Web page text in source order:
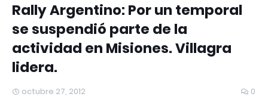
Rally Argentino: Por un temporal
se suspendió parte de la
actividad en Misiones. Villagra
lidera.
octubre 27, 2012 0